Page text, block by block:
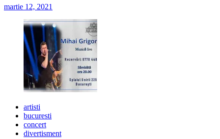
martie 12, 2021
artisti
bucuresti
concert
divertisment